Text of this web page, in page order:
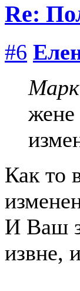
Re:
#6
жене
Как то
И Ваш
извне,